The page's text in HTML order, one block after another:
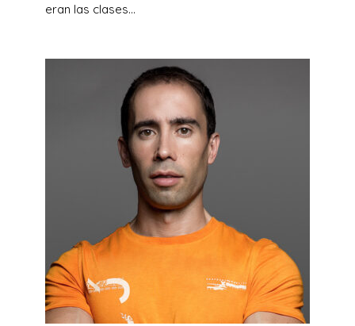
eran las clases...